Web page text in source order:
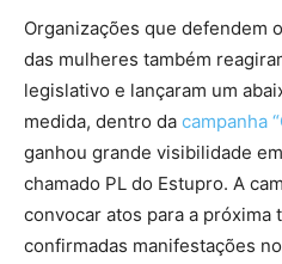
Organizações que defendem
das mulheres também
legislativo e lançaram um
medida, dentro da campanha
ganhou grande visibilidade
chamado PL do Estupro. A
convocar atos para a próxima
confirmadas manifestações